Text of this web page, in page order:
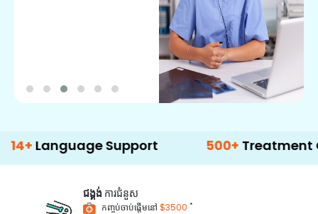
Support 500+ Treatment
ជង្គង់ ការជំនួស
កញ្ចប់ចាប់ផ្តើមនៅ $3500 *